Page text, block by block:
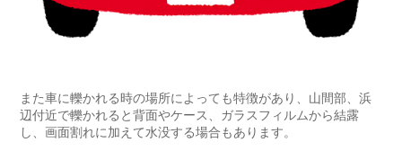
また車に轢かれる時の場所によっても特徴があり、山間部、浜
辺付近で轢かれると背面やケース、ガラスフィルムから結露
し、画面割れに加えて水没する場合もあります。